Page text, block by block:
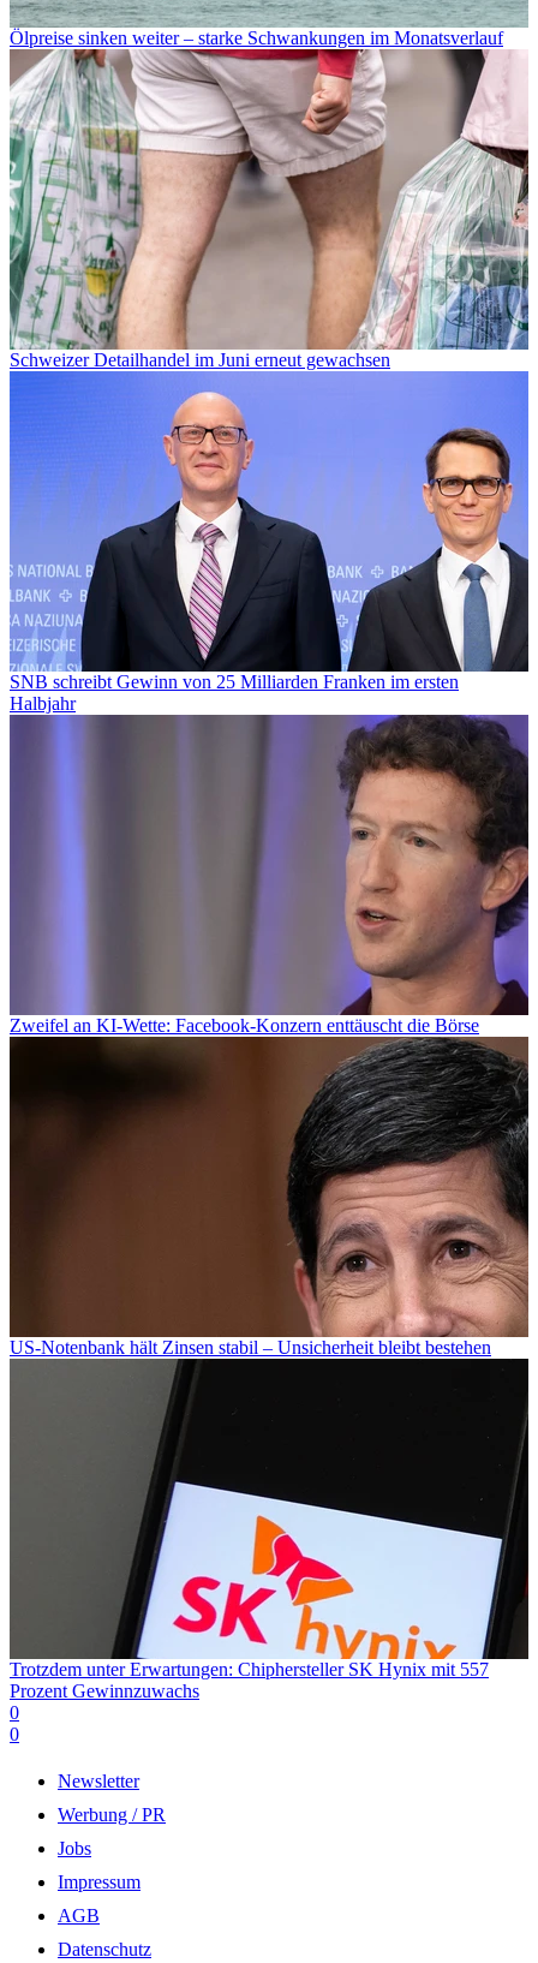
Ölpreise sinken weiter – starke Schwankungen im Monatsverlauf
Schweizer Detailhandel im Juni erneut gewachsen
SNB schreibt Gewinn von 25 Milliarden Franken im ersten
Halbjahr
Zweifel an KI-Wette: Facebook-Konzern enttäuscht die Börse
US-Notenbank hält Zinsen stabil – Unsicherheit bleibt bestehen
Trotzdem unter Erwartungen: Chiphersteller SK Hynix mit 557
Prozent Gewinnzuwachs
0
0
Newsletter
Werbung / PR
Jobs
Impressum
AGB
Datenschutz